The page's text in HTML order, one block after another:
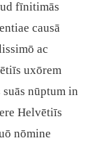
fīnitimās
causā
ac
uxōrem
nūptum in
Helvētiīs
nōmine